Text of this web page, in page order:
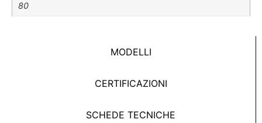
MODELLI
CERTIFICAZIONI
SCHEDE TECNICHE
80